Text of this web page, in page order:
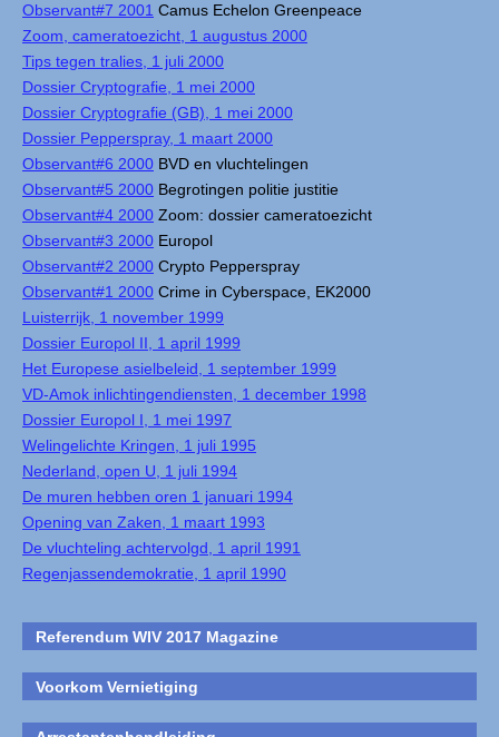
Observant#7 2001 Camus Echelon Greenpeace
Zoom, cameratoezicht, 1 augustus 2000
Tips tegen tralies, 1 juli 2000
Dossier Cryptografie, 1 mei 2000
Dossier Cryptografie (GB), 1 mei 2000
Dossier Pepperspray, 1 maart 2000
Observant#6 2000 BVD en vluchtelingen
Observant#5 2000 Begrotingen politie justitie
Observant#4 2000 Zoom: dossier cameratoezicht
Observant#3 2000 Europol
Observant#2 2000 Crypto Pepperspray
Observant#1 2000 Crime in Cyberspace, EK2000
Luisterrijk, 1 november 1999
Dossier Europol II, 1 april 1999
Het Europese asielbeleid, 1 september 1999
VD-Amok inlichtingendiensten, 1 december 1998
Dossier Europol I, 1 mei 1997
Welingelichte Kringen, 1 juli 1995
Nederland, open U, 1 juli 1994
De muren hebben oren 1 januari 1994
Opening van Zaken, 1 maart 1993
De vluchteling achtervolgd, 1 april 1991
Regenjassendemokratie, 1 april 1990
Referendum WIV 2017 Magazine
Voorkom Vernietiging